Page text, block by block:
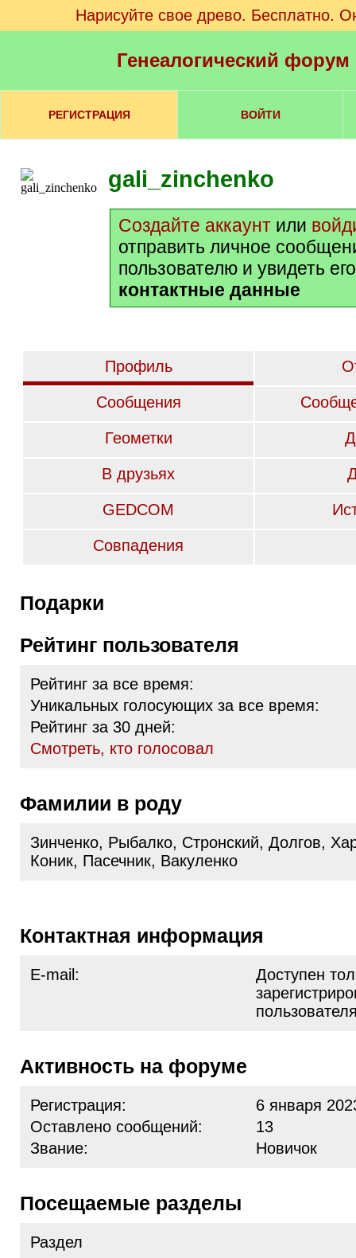
Нарисуйте свое древо. Бесплатно.
Генеалогический
РЕГИСТРАЦИЯ ВОЙТИ
gali_zinchenko
Создайте аккаунт или
отправить личное
пользователю и увидеть
контактные данные
Профиль
Сообщения
Геометки
В друзьях
GEDCOM
Совпадения
Подарки
Рейтинг пользователя
Рейтинг за все время:
Уникальных голосующих за все время:
Рейтинг за 30 дней:
Cмотреть, кто голосовал
Фамилии в роду
Зинченко, Рыбалко, Стронский, Долгов,
Коник, Пасечник, Вакуленко
Контактная информация
E-mail:
Доступен
Активность на форуме
Регистрация:
6 января
Оставлено сообщений:
13
Звание:
Новичок
Посещаемые разделы
Раздел